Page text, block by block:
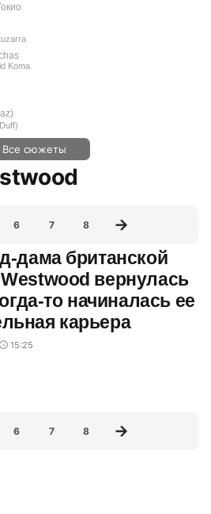
Koma
Все сюжеты
6 7 8
дама британской
вернулась
то начиналась ее
карьера
15:25
6 7 8